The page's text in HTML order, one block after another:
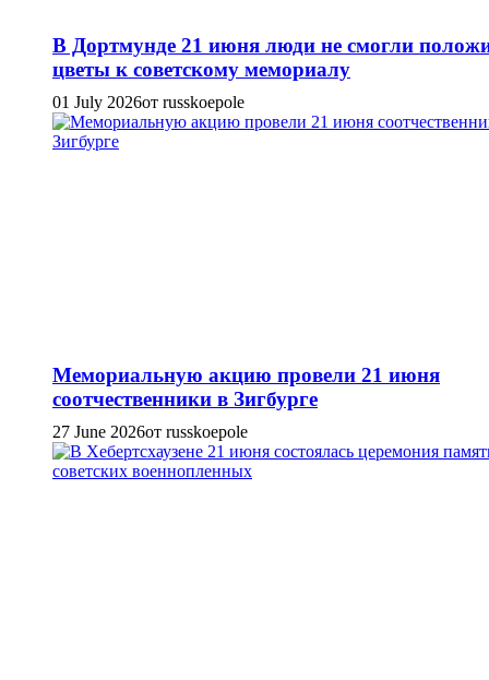
В Дортмунде 21 июня люди не смогли
цветы к советскому мемориалу
01 July 2026от russkoepole
Мемориальную акцию провели 21 июня
соотчественники в Зигбурге
27 June 2026от russkoepole